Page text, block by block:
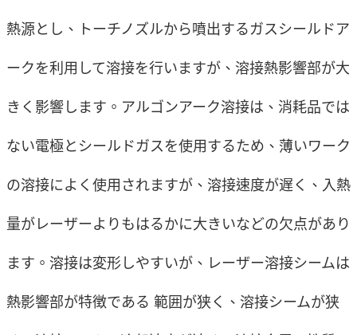
熱源とし、トーチノズルから噴出するガスシールドア
ークを利用して溶接を行いますが、溶接熱影響部が大
きく影響します。アルゴンアーク溶接は、消耗品では
ない電極とシールドガスを使用するため、薄いワーク
の溶接によく使用されますが、溶接速度が遅く、入熱
量がレーザーよりもはるかに大きいなどの欠点があり
ます。溶接は変形しやすいが、レーザー溶接シームは
熱影響部が特徴である 範囲が狭く、溶接シームが狭